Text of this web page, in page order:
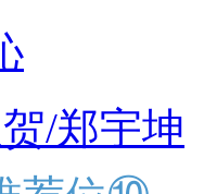
/郑宇坤